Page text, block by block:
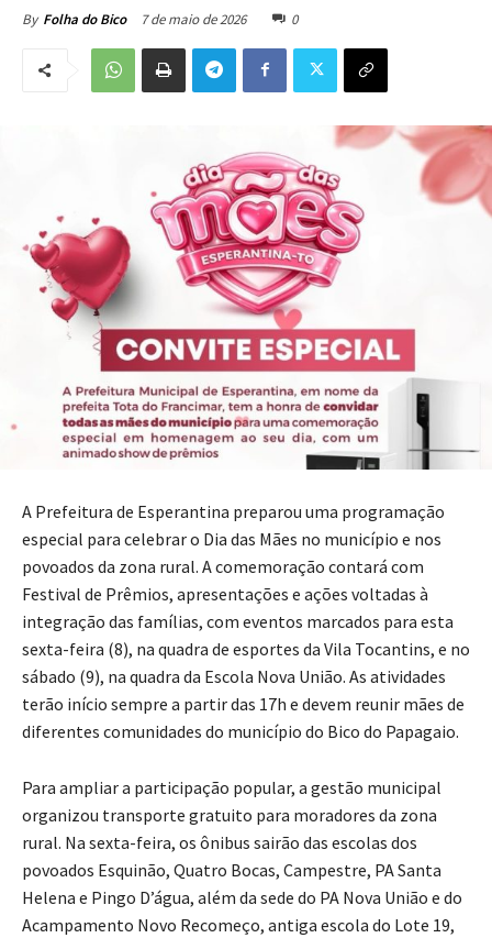
By Folha do Bico 7 de maio de 2026 0
A Prefeitura de Esperantina preparou uma programação
especial para celebrar o Dia das Mães no município e nos
povoados da zona rural. A comemoração contará com
Festival de Prêmios, apresentações e ações voltadas à
integração das famílias, com eventos marcados para esta
sexta-feira (8), na quadra de esportes da Vila Tocantins, e no
sábado (9), na quadra da Escola Nova União. As atividades
terão início sempre a partir das 17h e devem reunir mães de
diferentes comunidades do município do Bico do Papagaio.
Para ampliar a participação popular, a gestão municipal
organizou transporte gratuito para moradores da zona
rural. Na sexta-feira, os ônibus sairão das escolas dos
povoados Esquinão, Quatro Bocas, Campestre, PA Santa
Helena e Pingo D’água, além da sede do PA Nova União e do
Acampamento Novo Recomeço, antiga escola do Lote 19,